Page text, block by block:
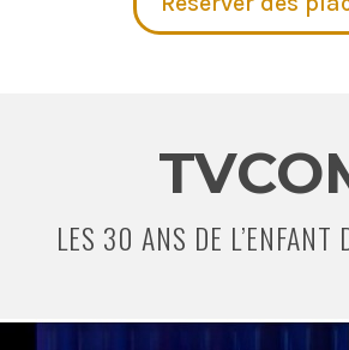
LES 30 ANS DE L’ENFANT